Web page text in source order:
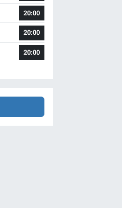
20:00
20:00
20:00